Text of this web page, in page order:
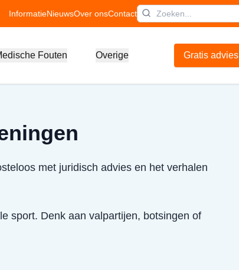
InformatieNieuwsOver onsContact
Fouten Overige Gratis advies
met juridisch advies en het verhalen
sport. Denk aan valpartijen, botsingen of